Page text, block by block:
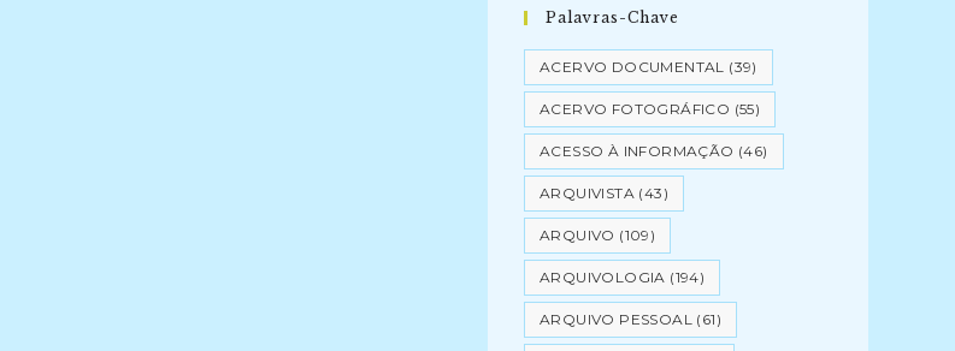
Palavras-Chave
ACERVO DOCUMENTAL (39)
ACERVO FOTOGRÁFICO (55)
ACESSO À INFORMAÇÃO (46)
ARQUIVISTA (43)
ARQUIVO (109)
ARQUIVOLOGIA (194)
ARQUIVO PESSOAL (61)